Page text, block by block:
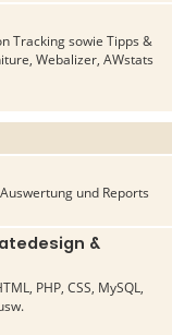
Tracking sowie Tipps &
Webalizer, AWstats
und Reports
&
PHP, CSS, MySQL,